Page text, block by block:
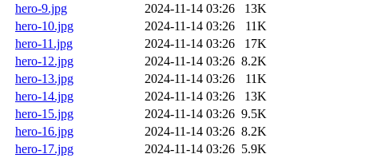
hero-9.jpg
2024-11-14 03:26
13K
hero-10.jpg
2024-11-14 03:26
11K
hero-11.jpg
2024-11-14 03:26
17K
hero-12.jpg
2024-11-14 03:26 8.2K
hero-13.jpg
2024-11-14 03:26
11K
hero-14.jpg
2024-11-14 03:26
13K
hero-15.jpg
2024-11-14 03:26 9.5K
hero-16.jpg
2024-11-14 03:26 8.2K
hero-17.jpg
2024-11-14 03:26 5.9K